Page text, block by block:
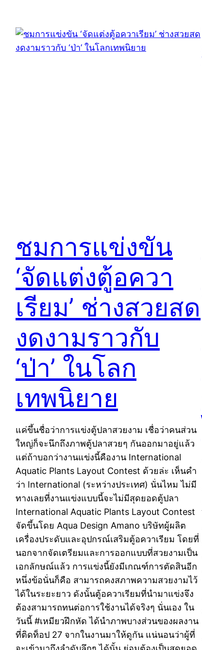
ชมการแข่งขัน
‘จัดแต่งตู้อควา
เรียม’ ช่างสวยสด
งดงามราวกับ
‘ป่า’ ในโลก
เทพนิยาย
แค่ขึ้นชื่อว่าการแข่งตู้ปลาสวยงาม เชื่อว่าคนส่วน
ใหญ่ก็จะนึกถึงภาพตู้ปลาสวยๆ กันออกมาอยู่แล้ว
แต่ถ้าบอกว่างานแข่งนี้คืองาน International
Aquatic Plants Layout Contest ด้วยล่ะ เห็นคำ
ว่า International (ระหว่างประเทศ) นั่นไหม ไม่มี
ทางเลยที่งานแข่งแบบนี้จะไม่มีสุดยอดตู้ปลา
International Aquatic Plants Layout Contest
จัดขึ้นโดย Aqua Design Amano บริษัทผู้ผลิต
เครื่องประดับและอุปกรณ์เสริมตู้อควาเรียม โดยที่
นอกจากจัดเตรียมและการออกแบบที่สวยงามเป็น
เอกลักษณ์แล้ว การแข่งนี้ยังมีเกณฑ์การตัดสินอีก
หนึ่งข้อนั่นก็คือ สามารถคงสภาพความสวยงามไว้
ได้ในระยะยาว ดังนั้นตู้อควาเรียมที่นำมาแข่งจึง
ต้องสามารถทนต่อการใช้งานได้จริงๆ นั่นเอง ใน
วันนี้ #เหมียวฝึกหัด ได้นำภาพบางส่วนของผลงาน
ที่ติดท็อป 27 จากในงานมาให้ดูกัน แน่นอนว่าผู้ที่